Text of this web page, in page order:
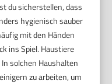
du sicherstellen, dass
hygienisch sauber
mit den Händen
ins Spiel. Haustiere
solchen Haushalten
zu arbeiten, um